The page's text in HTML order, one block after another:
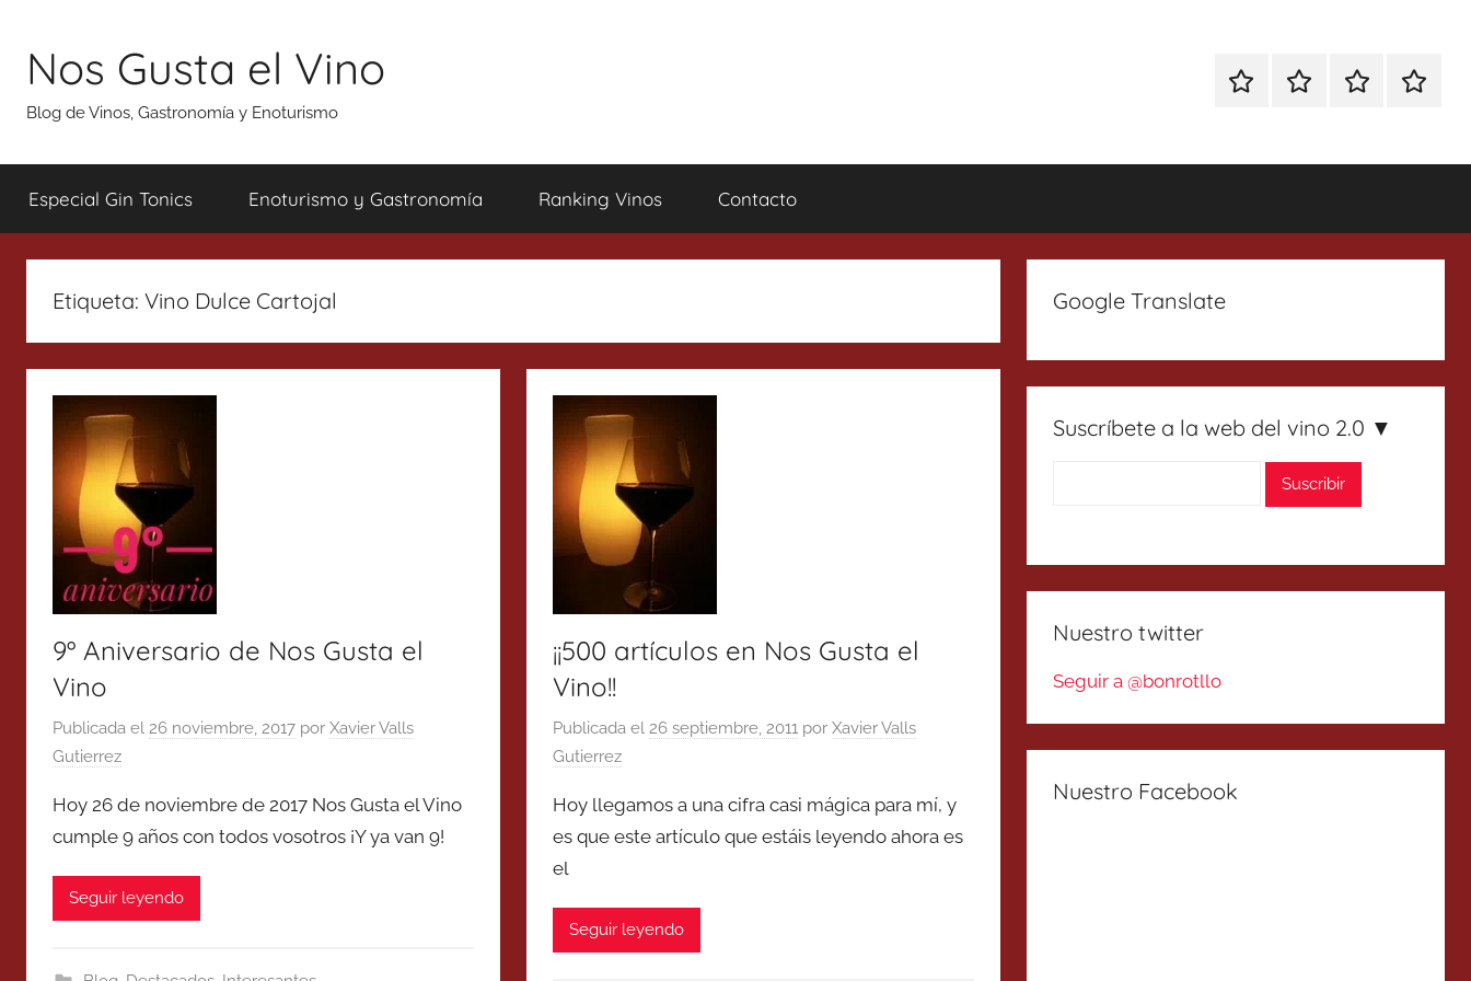
contenido
Nos Gusta el Vino
Blog de Vinos, Gastronomía y Enoturismo
EspecialEnoturismoRanking
Especial Gin Tonics Enoturismo y Gastronomía Ranking Vinos Contacto
Etiqueta: Vino Dulce Cartojal
9º Aniversario de Nos Gusta el
Vino
Publicada el 26 noviembre, 2017 por Xavier Valls
Gutierrez
Hoy 26 de noviembre de 2017 Nos Gusta el Vino
cumple 9 años con todos vosotros ¡Y ya van 9!
Seguir leyendo
¡¡500 artículos en Nos Gusta el
Vino!!
Publicada el 26 septiembre, 2011 porXavier Valls
Gutierrez
Hoy llegamos a una cifra casi mágica para mí, y
es que este artículo que estáis leyendo ahora es
el
Seguir leyendo
Google Translate
Suscríbete a la web del vino 2.0 ▼
Nuestro twitter
Seguir a @bonrotllo
Nuestro Facebook